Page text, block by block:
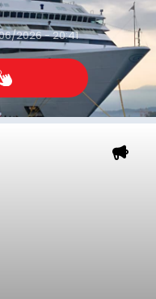
lalu
2026 - 20:41